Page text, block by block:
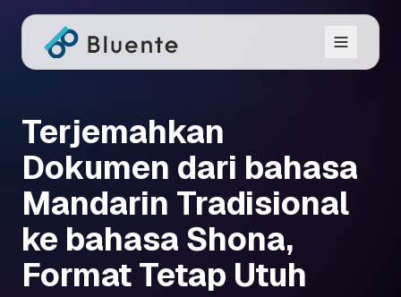
Terjemahkan
Dokumen dari bahasa
Mandarin Tradisional
ke bahasa Shona,
Format Tetap Utuh